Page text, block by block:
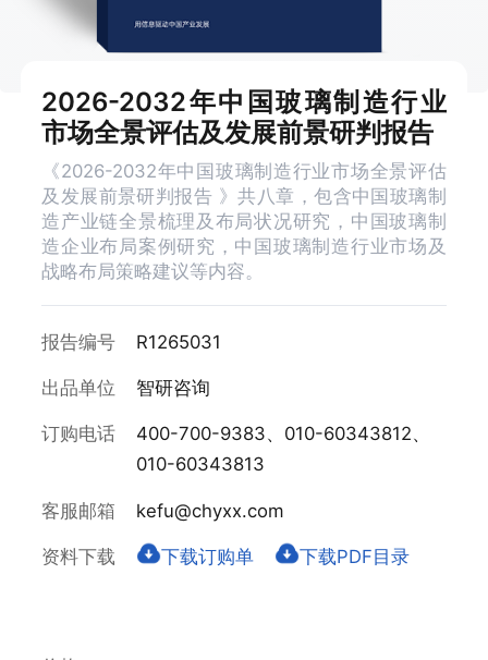
2026-2032年中国玻璃制造行业
市场全景评估及发展前景研判报告
《2026-2032年中国玻璃制造行业市场全景评估
及发展前景研判报告 》共八章，包含中国玻璃制
造产业链全景梳理及布局状况研究，中国玻璃制
造企业布局案例研究，中国玻璃制造行业市场及
战略布局策略建议等内容。
报告编号 R1265031
出品单位 智研咨询
订购电话
400-700-9383、010-60343812、
010-60343813
客服邮箱 kefu@chyxx.com
资料下载 下载订购单 下载PDF目录